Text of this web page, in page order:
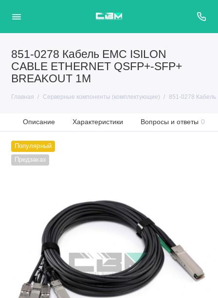
851-0278 Кабель EMC ISILON
CABLE ETHERNET QSFP+-SFP+
BREAKOUT 1M
Главная Серверные компоненты (комплектующие) 851-0278 Кабель
Описание Характеристики Вопросы и ответы 0
Популярный
Предзаказ